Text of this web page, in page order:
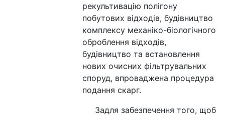
рекультивацію полігону
побутових відходів, будівництво
комплексу механіко-біологічного
оброблення відходів,
будівництво та встановлення
нових очисних фільтрувальних
споруд, впроваджена процедура
подання скарг.
Задля забезпечення того, щоб